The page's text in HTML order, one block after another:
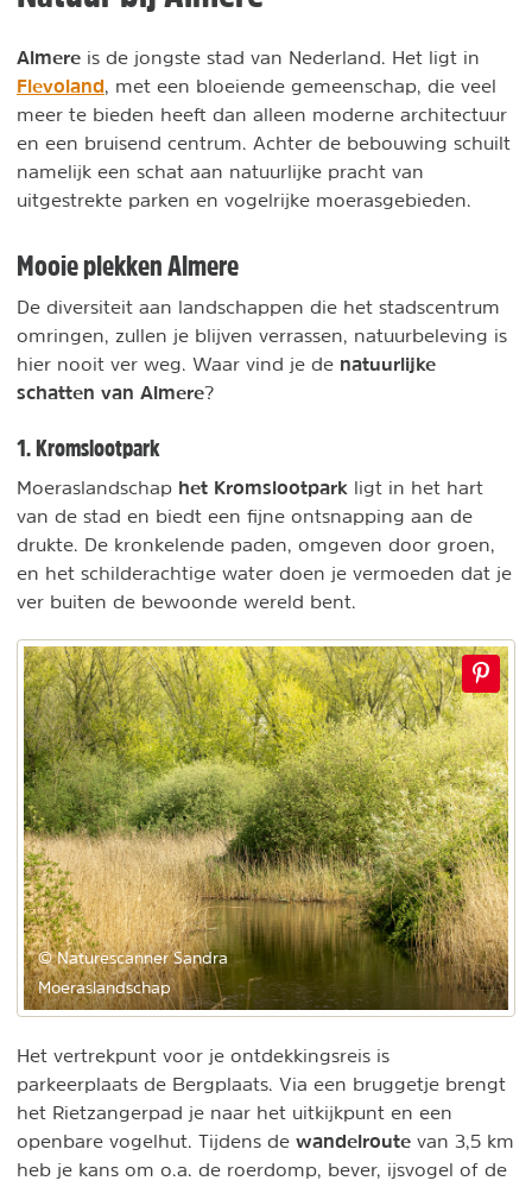
Almere is de jongste stad van Nederland. Het ligt in
Flevoland , met een bloeiende gemeenschap, die veel
meer te bieden heeft dan alleen moderne architectuur
en een bruisend centrum. Achter de bebouwing schuilt
namelijk een schat aan natuurlijke pracht van
uitgestrekte parken en vogelrijke moerasgebieden.
Mooie plekken Almere
De diversiteit aan landschappen die het stadscentrum
omringen, zullen je blijven verrassen, natuurbeleving is
hier nooit ver weg. Waar vind je de natuurlijke
schatten van Almere?
1. Kromslootpark
Moeraslandschap het Kromslootpark ligt in het hart
van de stad en biedt een fijne ontsnapping aan de
drukte. De kronkelende paden, omgeven door groen,
en het schilderachtige water doen je vermoeden dat je
ver buiten de bewoonde wereld bent.
© Naturescanner Sandra
Moeraslandschap
Het vertrekpunt voor je ontdekkingsreis is
parkeerplaats de Bergplaats. Via een bruggetje brengt
het Rietzangerpad je naar het uitkijkpunt en een
openbare vogelhut. Tijdens de wandelroute van 3,5 km
heb je kans om o.a. de roerdomp, bever, ijsvogel of de